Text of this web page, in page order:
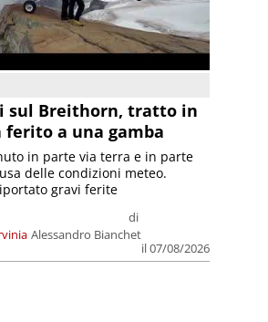
sul Breithorn, tratto in
a una gamba
di
Alessandro Bianchet
il 07/08/2026
in parte via terra e in parte
delle condizioni meteo.
gravi ferite